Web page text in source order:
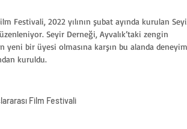
Festivali, 2022 yılının şubat ayında kurulan
Seyir Derneği, Ayvalık’taki zengin
yeni bir üyesi olmasına karşın bu alanda deneyim
kuruldu.
Film Festivali